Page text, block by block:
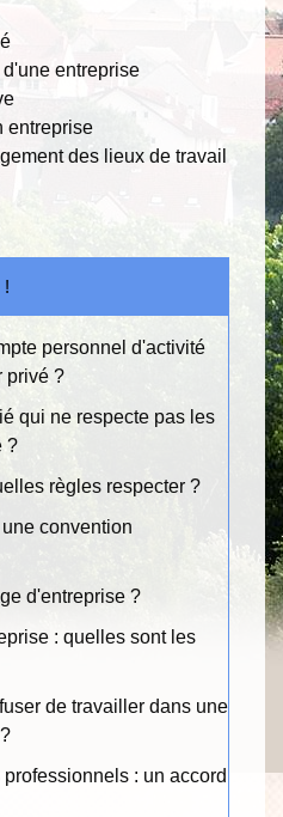
entreprise
entreprise
des lieux de travail
!
personnel d'activité
privé ?
qui ne respecte pas les
?
règles respecter ?
convention
d'entreprise ?
: quelles sont les
de travailler dans une
: un accord